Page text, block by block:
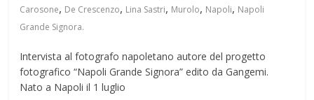
Carosone, De Crescenzo, Lina Sastri, Murolo, Napoli, Napoli
Grande Signora.
Intervista al fotografo napoletano autore del progetto
fotografico “Napoli Grande Signora” edito da Gangemi.
Nato a Napoli il 1 luglio